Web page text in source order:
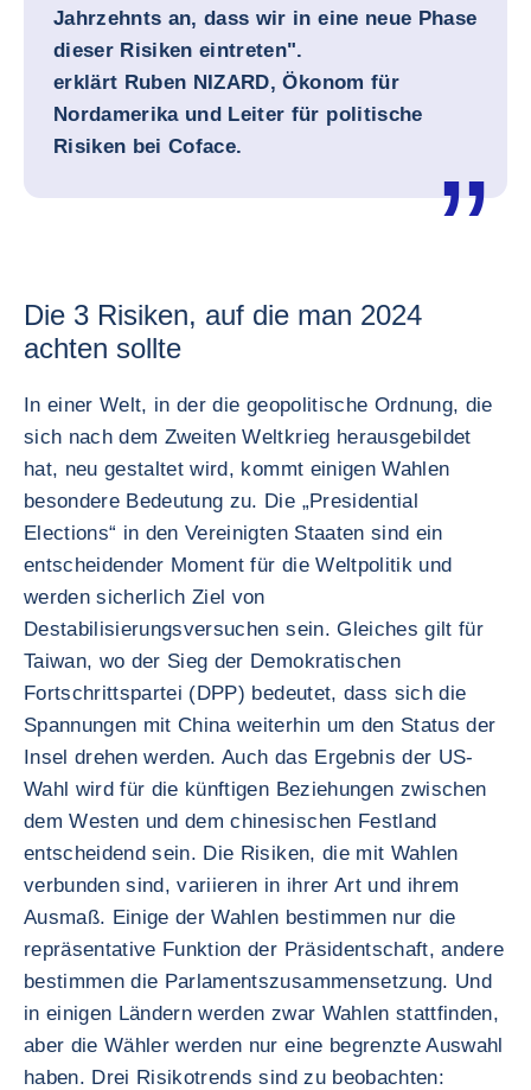
Jahrzehnts an, dass wir in eine neue Phase
dieser Risiken eintreten".
erklärt Ruben NIZARD, Ökonom für
Nordamerika und Leiter für politische
Risiken bei Coface.
Die 3 Risiken, auf die man 2024
achten sollte
In einer Welt, in der die geopolitische Ordnung, die
sich nach dem Zweiten Weltkrieg herausgebildet
hat, neu gestaltet wird, kommt einigen Wahlen
besondere Bedeutung zu. Die „Presidential
Elections“ in den Vereinigten Staaten sind ein
entscheidender Moment für die Weltpolitik und
werden sicherlich Ziel von
Destabilisierungsversuchen sein. Gleiches gilt für
Taiwan, wo der Sieg der Demokratischen
Fortschrittspartei (DPP) bedeutet, dass sich die
Spannungen mit China weiterhin um den Status der
Insel drehen werden. Auch das Ergebnis der US-
Wahl wird für die künftigen Beziehungen zwischen
dem Westen und dem chinesischen Festland
entscheidend sein. Die Risiken, die mit Wahlen
verbunden sind, variieren in ihrer Art und ihrem
Ausmaß. Einige der Wahlen bestimmen nur die
repräsentative Funktion der Präsidentschaft, andere
bestimmen die Parlamentszusammensetzung. Und
in einigen Ländern werden zwar Wahlen stattfinden,
aber die Wähler werden nur eine begrenzte Auswahl
haben. Drei Risikotrends sind zu beobachten: